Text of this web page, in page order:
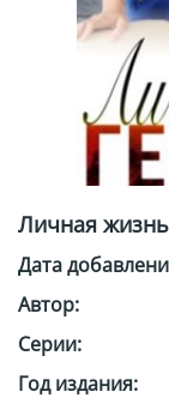
Личная
Дата
Автор:
Серии:
Год издания: